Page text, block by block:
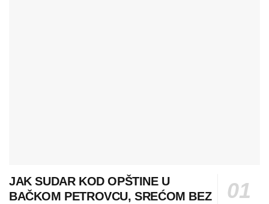
JAK SUDAR KOD OPŠTINE U
BAČKOM PETROVCU, SREĆOM BEZ